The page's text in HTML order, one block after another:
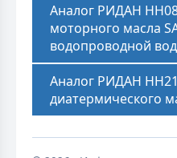
Аналог РИДАН
моторного масла
водопроводной
Аналог РИДАН
диатермического